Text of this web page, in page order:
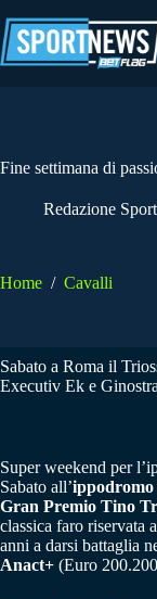
al
contenuto
Fine settimana di
Redazione
Home / Cavalli
Sabato a Roma il
Executiv Ek e
Super weekend per
Sabato all’ippodromo
Gran Premio Tino
classica faro riservata
anni a darsi battaglia
Anact+ (Euro